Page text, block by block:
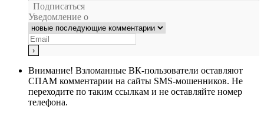
Подписаться
Уведомление о
Внимание! Взломанные ВК-пользователи оставляют
СПАМ комментарии на сайты SMS-мошенников. Не
переходите по таким ссылкам и не оставляйте номер
телефона.